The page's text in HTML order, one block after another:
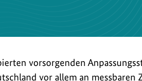
vorsorgenden
vor allem an messbaren